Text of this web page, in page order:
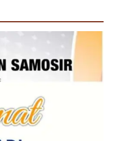
dan kondusif,
nasionalisme
Kemerdekaan RI.
Sunggal
Sunggal, Ingatkan
Putih Jelang HUT
Agustus 2026 — Dalam
Tahun
yang ke-
Kelurahan
melaksanakan